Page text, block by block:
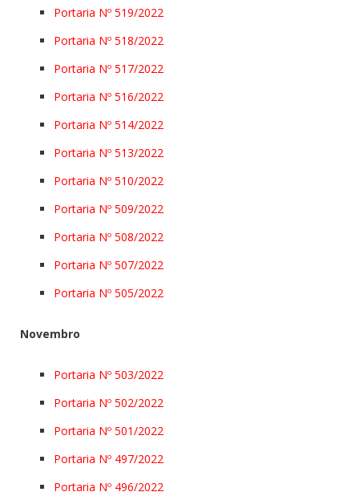
Portaria Nº 519/2022
Portaria Nº 518/2022
Portaria Nº 517/2022
Portaria Nº 516/2022
Portaria Nº 514/2022
Portaria Nº 513/2022
Portaria Nº 510/2022
Portaria Nº 509/2022
Portaria Nº 508/2022
Portaria Nº 507/2022
Portaria Nº 505/2022
Novembro
Portaria Nº 503/2022
Portaria Nº 502/2022
Portaria Nº 501/2022
Portaria Nº 497/2022
Portaria Nº 496/2022